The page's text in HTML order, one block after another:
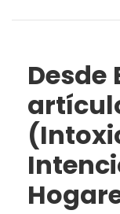
Desde